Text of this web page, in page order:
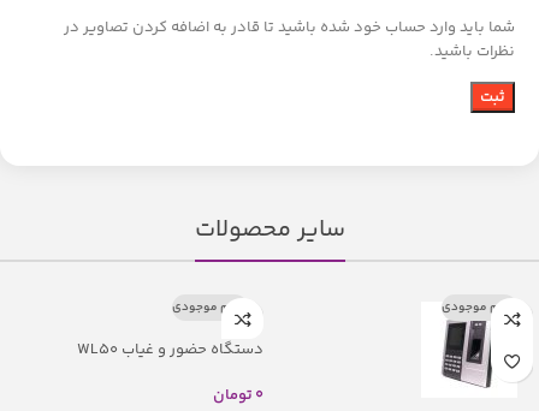
شما باید وارد حساب خود شده باشید تا قادر به اضافه کردن تصاویر در
نظرات باشید.
سایر محصولات
اتمام موجودی اتمام موجودی
دستگاه حضور و غیاب WL50
0 تومان